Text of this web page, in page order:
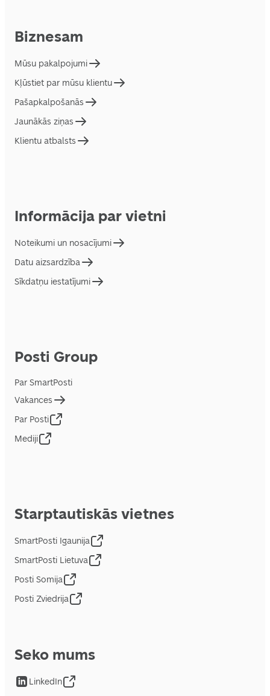
Biznesam
Mūsu pakalpojumi
Kļūstiet par mūsu klientu
Pašapkalpošanās
Jaunākās ziņas
Klientu atbalsts
Informācija par vietni
Noteikumi un nosacījumi
Datu aizsardzība
Sīkdatņu iestatījumi
Posti Group
Par SmartPosti
Vakances
Par Posti
Mediji
Starptautiskās vietnes
SmartPosti Igaunija
SmartPosti Lietuva
Posti Somija
Posti Zviedrija
Seko mums
LinkedIn